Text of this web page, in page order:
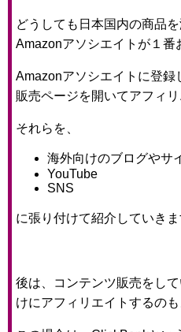
どうしても日本国内の商品
Amazonアソシエイトが１番
Amazonアソシエイトに登
販売ページを開いてアフィ
それらを、
海外向けのブログやサ
YouTube
SNS
に張り付けて紹介していきま
後は、コンテンツ販売をし
けにアフィリエイトするのも